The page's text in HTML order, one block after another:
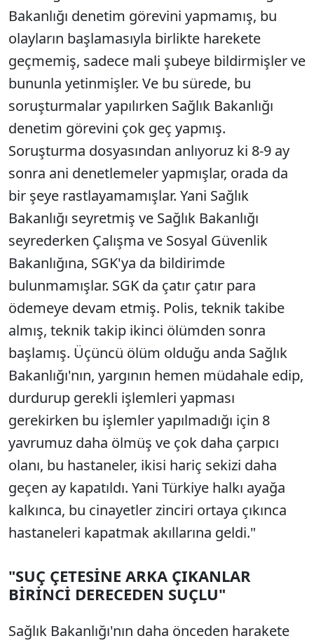
Bakanlığı denetim görevini yapmamış, bu
olayların başlamasıyla birlikte harekete
geçmemiş, sadece mali şubeye bildirmişler ve
bununla yetinmişler. Ve bu sürede, bu
soruşturmalar yapılırken Sağlık Bakanlığı
denetim görevini çok geç yapmış.
Soruşturma dosyasından anlıyoruz ki 8-9 ay
sonra ani denetlemeler yapmışlar, orada da
bir şeye rastlayamamışlar. Yani Sağlık
Bakanlığı seyretmiş ve Sağlık Bakanlığı
seyrederken Çalışma ve Sosyal Güvenlik
Bakanlığına, SGK'ya da bildirimde
bulunmamışlar. SGK da çatır çatır para
ödemeye devam etmiş. Polis, teknik takibe
almış, teknik takip ikinci ölümden sonra
başlamış. Üçüncü ölüm olduğu anda Sağlık
Bakanlığı'nın, yargının hemen müdahale edip,
durdurup gerekli işlemleri yapması
gerekirken bu işlemler yapılmadığı için 8
yavrumuz daha ölmüş ve çok daha çarpıcı
olanı, bu hastaneler, ikisi hariç sekizi daha
geçen ay kapatıldı. Yani Türkiye halkı ayağa
kalkınca, bu cinayetler zinciri ortaya çıkınca
hastaneleri kapatmak akıllarına geldi."
"SUÇ ÇETESİNE ARKA ÇIKANLAR
BİRİNCİ DERECEDEN SUÇLU"
Sağlık Bakanlığı'nın daha önceden harakete